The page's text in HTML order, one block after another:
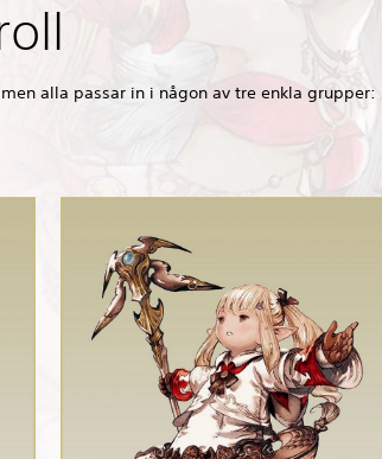
alla passar in i någon av tre enkla grupper: